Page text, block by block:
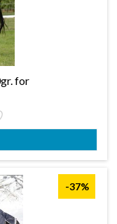
for
-37%